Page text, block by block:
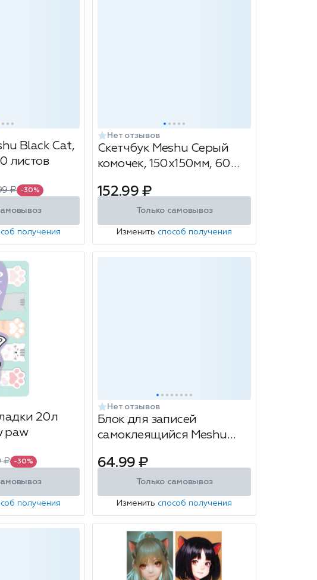
Black Cat,
листов
₽ -30%
получения
Нет отзывов
Скетчбук Meshu Серый
комочек, 150х150мм, 60
152.99 ₽
Только самовывоз
Изменить способ получения
20л
paw
₽ -30%
получения
Нет отзывов
Блок для записей
самоклеящийся Meshu
размер: 85х60 мм, в
ассортименте
64.99 ₽
Только самовывоз
Изменить способ получения